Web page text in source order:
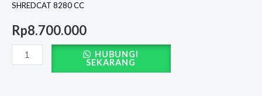
SHREDCAT 8280 CC
Rp8.700.000
HUBUNGI
SEKARANG